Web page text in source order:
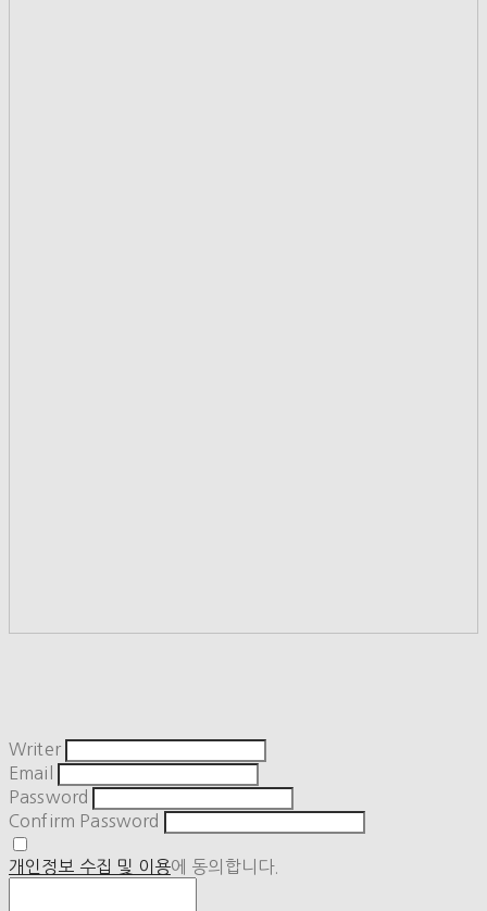
Writer
Email
Password
Confirm Password
개인정보 수집 및 이용에 동의합니다.